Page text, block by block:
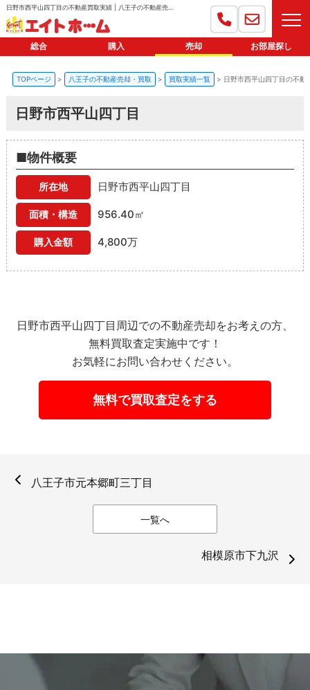
日野市西平山四丁目の不動産買取実績 | 八王子の不動産売却ならエイトホーム
総合 購入 売却 お部屋探し
TOPページ 八王子の不動産売却・買取 買取実績一覧 日野市西平山四丁目の不動
日野市西平山四丁目
■物件概要
所在地 日野市西平山四丁目
面積・構造 956.40㎡
購入金額 4,800万
日野市西平山四丁目周辺での不動産売却をお考えの方、
無料買取査定実施中です！
お気軽にお問い合わせください。
無料で買取査定をする
八王子市元本郷町三丁目
一覧へ
相模原市下九沢